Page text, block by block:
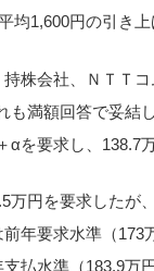
均1,600円の引き
株会社、ＮＴＴ
も満額回答で妥結
αを要求し、138.7
万円を要求したが
年要求水準（173
払水準（183.9万